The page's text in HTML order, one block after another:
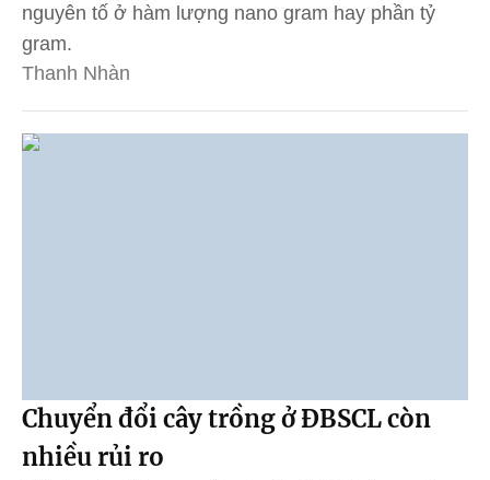
nguyên tố ở hàm lượng nano gram hay phần tỷ
gram.
Thanh Nhàn
Chuyển đổi cây trồng ở ĐBSCL còn
nhiều rủi ro